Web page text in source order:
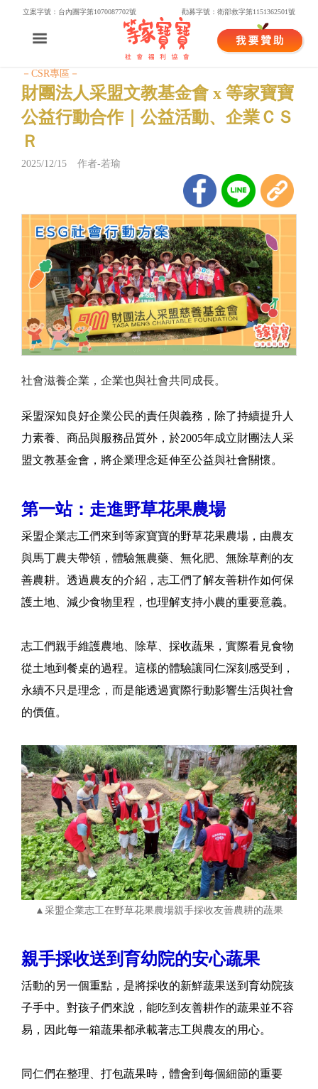
立案字號：台內團字第1070087702號 勸募字號：衛部救字第1151362501號
－CSR專區－
財團法人采盟文教基金會 x 等家寶寶
公益行動合作｜公益活動、企業ＣＳ
Ｒ
2025/12/15 作者-若瑜
社會滋養企業，企業也與社會共同成長。
采盟深知良好企業公民的責任與義務，除了持續提升人
力素養、商品與服務品質外，於2005年成立財團法人采
盟文教基金會，將企業理念延伸至公益與社會關懷。
第一站：走進野草花果農場
采盟企業志工們來到等家寶寶的野草花果農場，由農友
與馬丁農夫帶領，體驗無農藥、無化肥、無除草劑的友
善農耕。透過農友的介紹，志工們了解友善耕作如何保
護土地、減少食物里程，也理解支持小農的重要意義。
志工們親手維護農地、除草、採收蔬果，實際看見食物
從土地到餐桌的過程。這樣的體驗讓同仁深刻感受到，
永續不只是理念，而是能透過實際行動影響生活與社會
的價值。
▲采盟企業志工在野草花果農場親手採收友善農耕的蔬果
親手採收送到育幼院的安心蔬果
活動的另一個重點，是將採收的新鮮蔬果送到育幼院孩
子手中。對孩子們來說，能吃到友善耕作的蔬果並不容
易，因此每一箱蔬果都承載著志工與農友的用心。
同仁們在整理、打包蔬果時，體會到每個細節的重要